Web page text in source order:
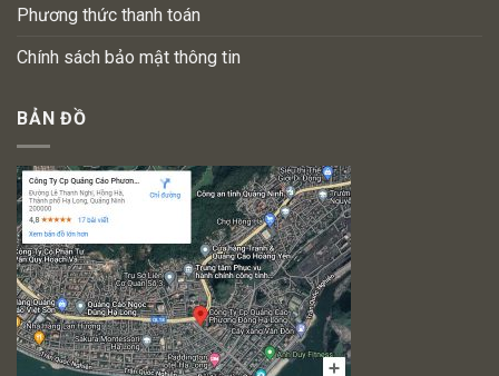
Phương thức thanh toán
Chính sách bảo mật thông tin
BẢN ĐỒ